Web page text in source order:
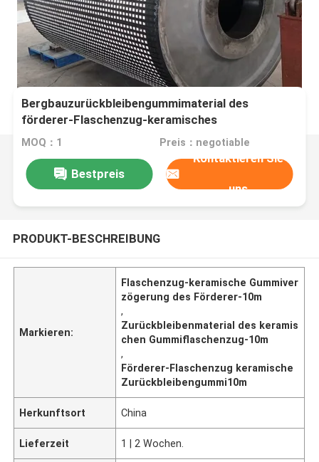
Bergbauzurückbleibengummimaterial des
förderer-Flaschenzug-keramisches
Zurückbleibenflaschenzug-10m
MOQ：1 Preis：negotiable
Bestpreis
Kontaktieren Sie
uns
PRODUKT-BESCHREIBUNG
Markieren:
Flaschenzug-keramische Gummiver
zögerung des Förderer-10m
,
Zurückbleibenmaterial des keramis
chen Gummiflaschenzug-10m
,
Förderer-Flaschenzug keramische
Zurückbleibengummi10m
Herkunftsort China
Lieferzeit 1 | 2 Wochen.